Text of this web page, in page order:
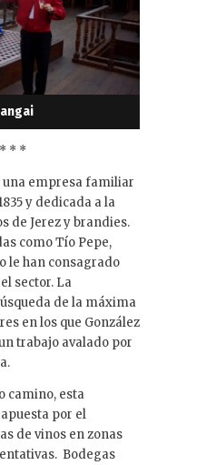
* * *
una empresa familiar
y dedicada a la
de Jerez y brandies.
como Tío Pepe,
le han consagrado
sector. La
de la máxima
en los que González
trabajo avalado por
camino, esta
por el
de vinos en zonas
Bodegas